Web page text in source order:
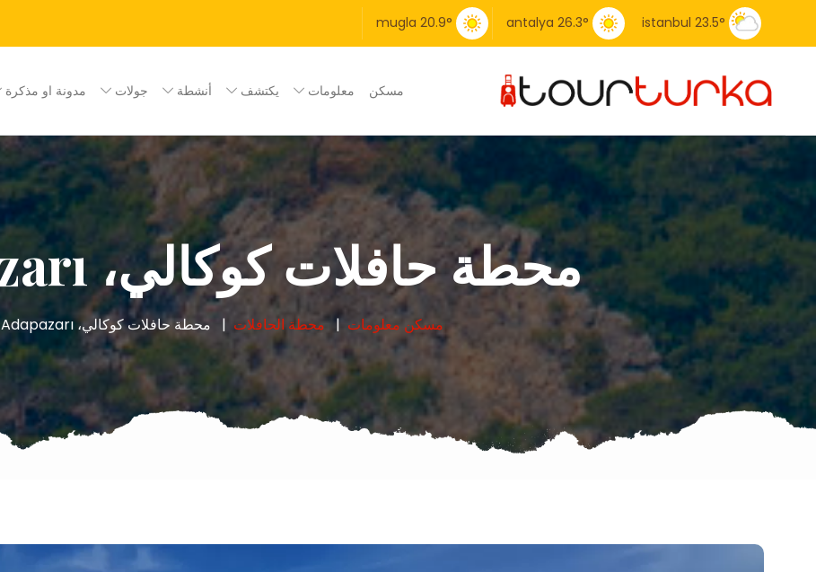
istanbul 23.5°
antalya 26.3°
mugla 20.9°
مسكن معلومات يكتشف أنشطة جولات مدونة او مذكرة
محطة حافلات كوكالي، Adapazarı
مسكن معلومات محطة الحافلات محطة حافلات كوكالي، Adapazarı